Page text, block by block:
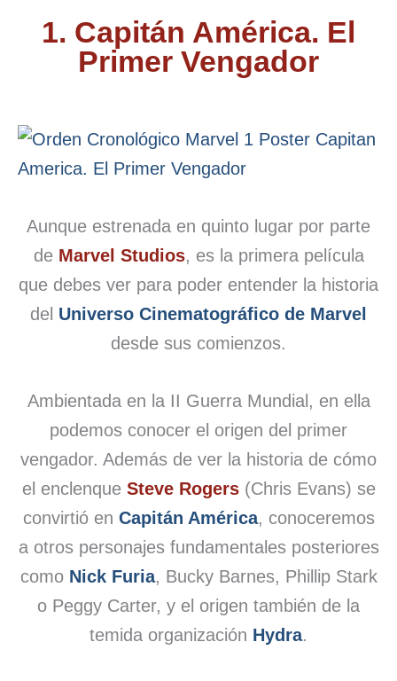
1. Capitán América. El
Primer Vengador
Aunque estrenada en quinto lugar por parte
de Marvel Studios, es la primera película
que debes ver para poder entender la historia
del Universo Cinematográfico de Marvel
desde sus comienzos.
Ambientada en la II Guerra Mundial, en ella
podemos conocer el origen del primer
vengador. Además de ver la historia de cómo
el enclenque Steve Rogers(Chris Evans) se
convirtió en Capitán América, conoceremos
a otros personajes fundamentales posteriores
como Nick Furia, Bucky Barnes, Phillip Stark
o Peggy Carter, y el origen también de la
temida organización Hydra.